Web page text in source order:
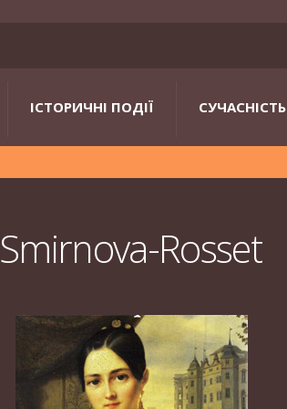
ІСТОРИЧНІ ПОДІЇ СУЧАСНІСТЬ
Smirnova-Rosset